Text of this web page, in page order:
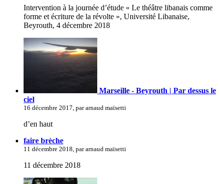
Intervention à la journée d’étude « Le théâtre libanais comme
forme et écriture de la révolte », Université Libanaise,
Beyrouth, 4 décembre 2018
Marseille - Beyrouth | Par dessus le
ciel
16 décembre 2017, par arnaud maïsetti
d’en haut
faire brèche
11 décembre 2018, par arnaud maïsetti
11 décembre 2018